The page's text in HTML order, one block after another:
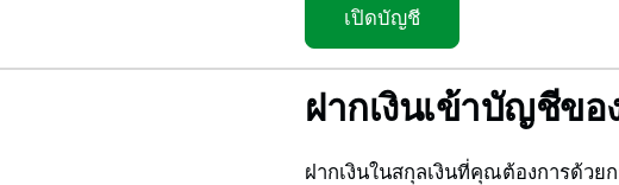
เปิดบัญชี
ฝากเงินเข้าบัญชีข
ฝากเงินในสกุลเงินที่คุณต้องการด้วย